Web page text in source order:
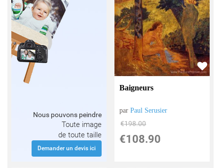
Nous pouvons peindre
Toute image
de toute taille
Demander un devis ici
Baigneurs
parPaul Serusier
€198.00
€108.90